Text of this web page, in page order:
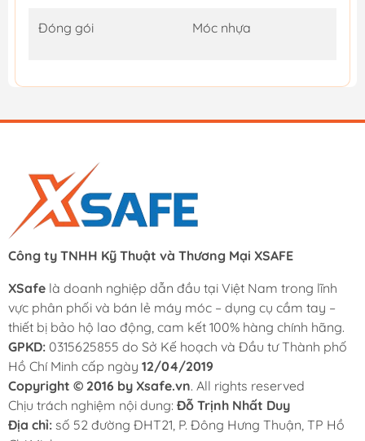
Đóng gói Móc nhựa
Công ty TNHH Kỹ Thuật và Thương Mại XSAFE
XSafe là doanh nghiệp dẫn đầu tại Việt Nam trong lĩnh
vực phân phối và bán lẻ máy móc – dụng cụ cầm tay –
thiết bị bảo hộ lao động, cam kết 100% hàng chính hãng.
GPKD: 0315625855 do Sở Kế hoạch và Đầu tư Thành phố
Hồ Chí Minh cấp ngày 12/04/2019
Copyright © 2016 by Xsafe.vn. All rights reserved
Chịu trách nghiệm nội dung: Đỗ Trịnh Nhất Duy
Địa chỉ: số 52 đường ĐHT21, P. Đông Hưng Thuận, TP Hồ